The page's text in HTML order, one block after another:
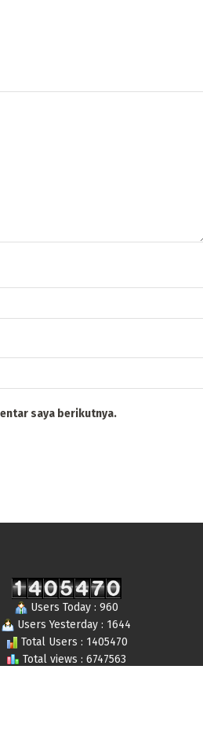
saya berikutnya.
Users Today : 960
Users Yesterday : 1644
Total Users : 1405470
Total views : 6747563